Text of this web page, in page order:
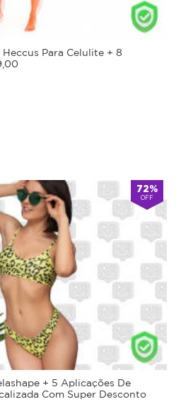
Para Celulite + 8
72%
OFF
+ 5 Aplicações De
Com Super Desconto